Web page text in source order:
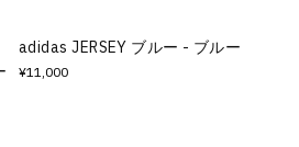
adidas JERSEY ブルー - ブルー
¥11,000